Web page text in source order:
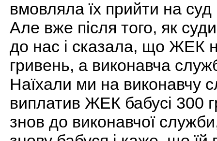
вмовляла їх прийти на
Але вже після того, як
до нас і сказала, що ЖЕК
гривень, а виконавча
Наїхали ми на виконавчу
виплатив ЖЕК бабусі 300
знов до виконавчої